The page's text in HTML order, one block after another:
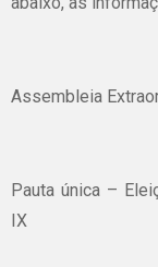
Assembleia
Pauta única –
IX